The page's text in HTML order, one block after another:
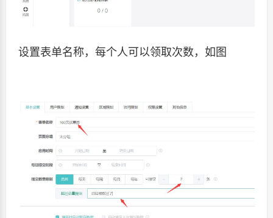
设置表单名称，每个人可以领取次数，如图